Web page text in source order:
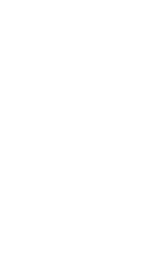
types that you
for Compliant
to allow users to